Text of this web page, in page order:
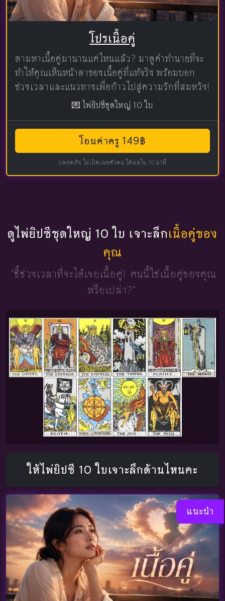
โปรเนื้อคู่
ตามหาเนื้อคู่มานานแค่ไหนแล้ว? มาดูคำทำนายที่จะ
ทำให้คุณเห็นหน้าตาของเนื้อคู่ที่แท้จริง พร้อมบอก
ช่วงเวลาและแนวทางเพื่อก้าวไปสู่ความรักที่สมหวัง!
💌 ไพ่ยิปซีชุดใหญ่ 10 ใบ
โอนค่าครู 149฿
ปลอดภัย ไม่เปิดเผยตัวตน ได้ผลใน 10 นาที
ดูไพ่ยิปซีชุดใหญ่ 10 ใบ เจาะลึกเนื้อคู่ของ
คุณ
"ชี้ช่วงเวลาที่จะได้เจอเนื้อคู่! คนนี้ใช่เนื้อคู่ของคุณ
หรือเปล่า?"
ให้ไพ่ยิปซี 10 ใบเจาะลึกด้านไหนคะ
แนะนำ